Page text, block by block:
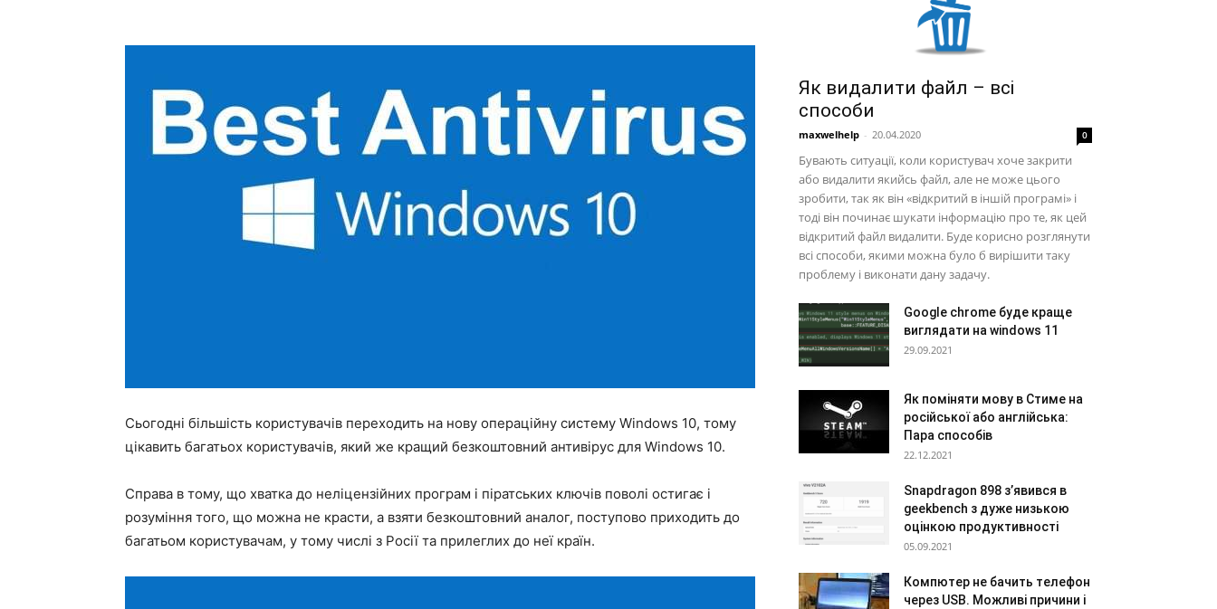
Сьогодні більшість користувачів переходить на нову операційну систему Windows 10, тому
цікавить багатьох користувачів, який же кращий безкоштовний антивірус для Windows 10.
Справа в тому, що хватка до неліцензійних програм і піратських ключів поволі остигає і
розуміння того, що можна не красти, а взяти безкоштовний аналог, поступово приходить до
багатьом користувачам, у тому числі з Росії та прилеглих до неї країн.
Як видалити файл – всі
способи
maxwelhelp - 20.04.2020 0
Бувають ситуації, коли користувач хоче закрити
або видалити якийсь файл, але не може цього
зробити, так як він «відкритий в іншій програмі» і
тоді він починає шукати інформацію про те, як цей
відкритий файл видалити. Буде корисно розглянути
всі способи, якими можна було б вирішити таку
проблему і виконати дану задачу.
Google chrome буде краще
виглядати на windows 11
29.09.2021
Як поміняти мову в Стиме на
російської або англійська:
Пара способів
22.12.2021
Snapdragon 898 з’явився в
geekbench з дуже низькою
оцінкою продуктивності
05.09.2021
Компютер не бачить телефон
через USB. Можливі причини і